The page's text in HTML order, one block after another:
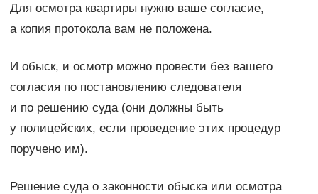
Для осмотра квартиры нужно ваше согласие,
а копия протокола вам не положена.
И обыск, и осмотр можно провести без вашего
согласия по постановлению следователя
и по решению суда (они должны быть
у полицейских, если проведение этих процедур
поручено им).
Решение суда о законности обыска или осмотра